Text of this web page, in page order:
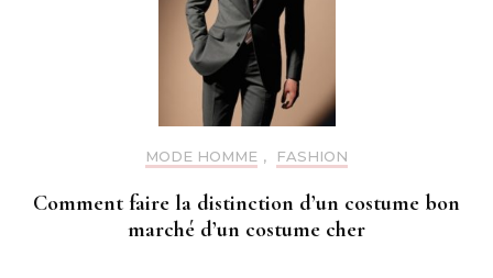
MODE HOMME , FASHION
Comment faire la distinction d’un costume bon
marché d’un costume cher